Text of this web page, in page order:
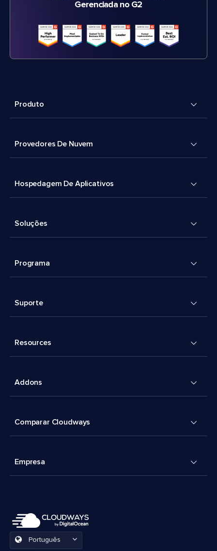
Gerenciada no G2
Produto
Provedores De Nuvem
Hospedagem De Aplicativos
Soluções
Programa
Suporte
Resources
Addons
Comparar Cloudways
Empresa
Português